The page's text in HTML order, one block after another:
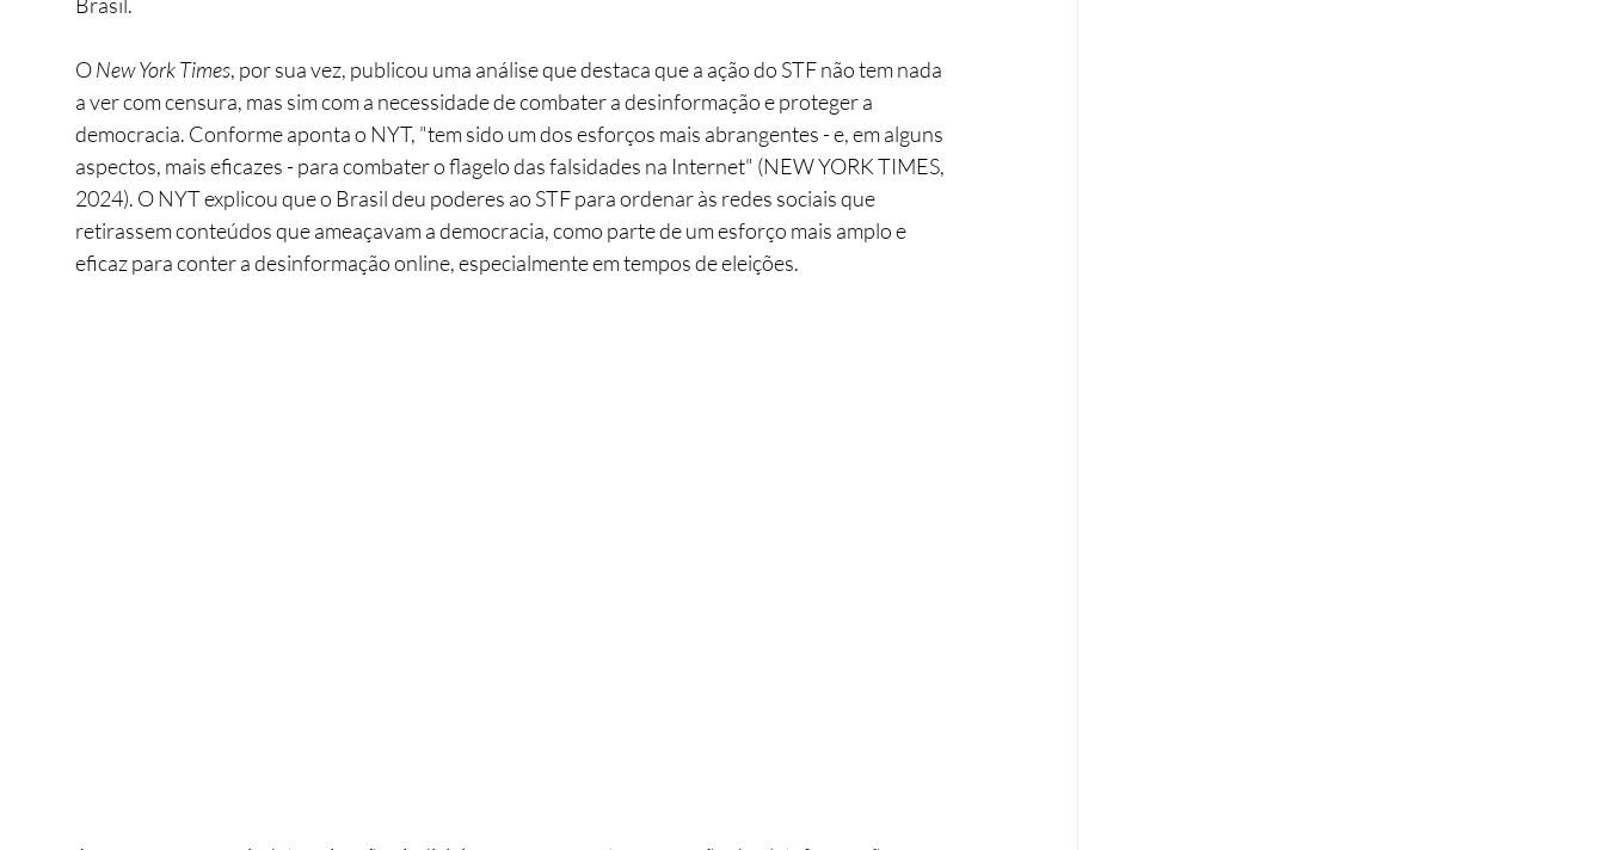
O New York Times, por sua vez, publicou uma análise que destaca que a ação do STF não tem nada
a ver com censura, mas sim com a necessidade de combater a desinformação e proteger a
democracia. Conforme aponta o NYT, "tem sido um dos esforços mais abrangentes - e, em alguns
aspectos, mais eficazes - para combater o flagelo das falsidades na Internet" (NEW YORK TIMES,
2024). O NYT explicou que o Brasil deu poderes ao STF para ordenar às redes sociais que
retirassem conteúdos que ameaçavam a democracia, como parte de um esforço mais amplo e
eficaz para conter a desinformação online, especialmente em tempos de eleições.